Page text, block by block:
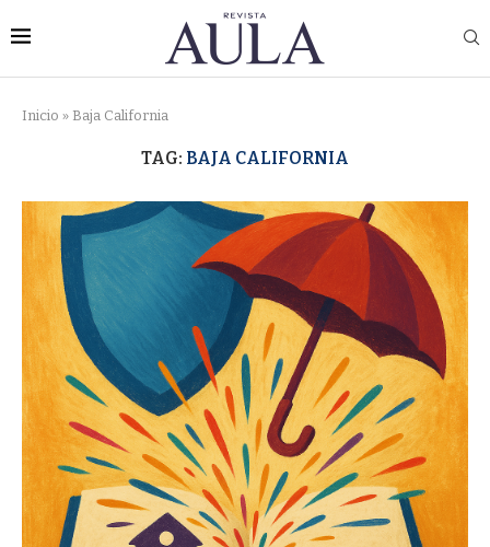
Inicio » Baja California
TAG: BAJA CALIFORNIA